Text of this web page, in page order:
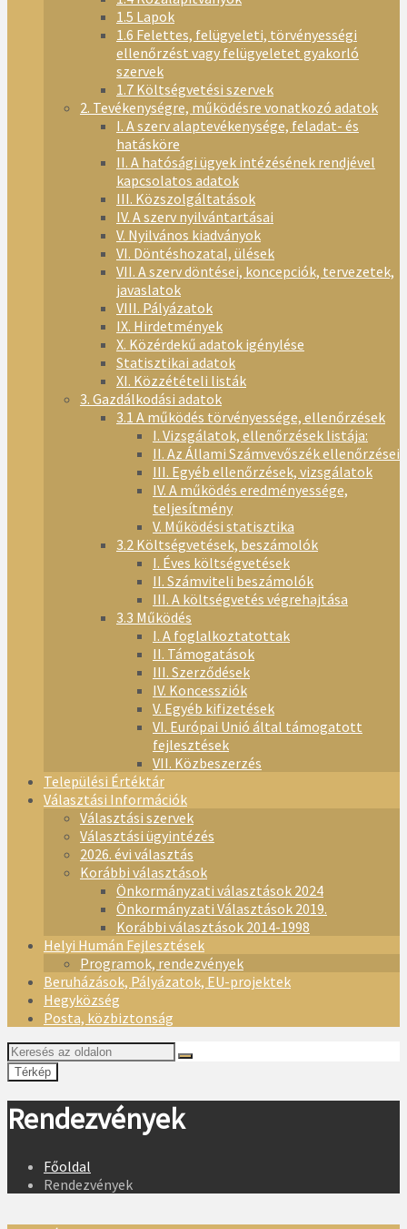
1.5 Lapok
1.6 Felettes, felügyeleti, törvényességi
ellenőrzést vagy felügyeletet gyakorló
szervek
1.7 Költségvetési szervek
2. Tevékenységre, működésre vonatkozó adatok
I. A szerv alaptevékenysége, feladat- és
hatásköre
II. A hatósági ügyek intézésének rendjével
kapcsolatos adatok
III. Közszolgáltatások
IV. A szerv nyilvántartásai
V. Nyilvános kiadványok
VI. Döntéshozatal, ülések
VII. A szerv döntései, koncepciók, tervezetek,
javaslatok
VIII. Pályázatok
IX. Hirdetmények
X. Közérdekű adatok igénylése
Statisztikai adatok
XI. Közzétételi listák
3. Gazdálkodási adatok
3.1 A működés törvényessége, ellenőrzések
I. Vizsgálatok, ellenőrzések listája:
II. Az Állami Számvevőszék ellenőrzései
III. Egyéb ellenőrzések, vizsgálatok
IV. A működés eredményessége,
teljesítmény
V. Működési statisztika
3.2 Költségvetések, beszámolók
I. Éves költségvetések
II. Számviteli beszámolók
III. A költségvetés végrehajtása
3.3 Működés
I. A foglalkoztatottak
II. Támogatások
III. Szerződések
IV. Koncessziók
V. Egyéb kifizetések
VI. Európai Unió által támogatott
fejlesztések
VII. Közbeszerzés
Települési Értéktár
Választási Információk
Választási szervek
Választási ügyintézés
2026. évi választás
Korábbi választások
Önkormányzati választások 2024
Önkormányzati Választások 2019.
Korábbi választások 2014-1998
Helyi Humán Fejlesztések
Programok, rendezvények
Beruházások, Pályázatok, EU-projektek
Hegyközség
Posta, közbiztonság
Térkép
Rendezvények
Főoldal
Rendezvények